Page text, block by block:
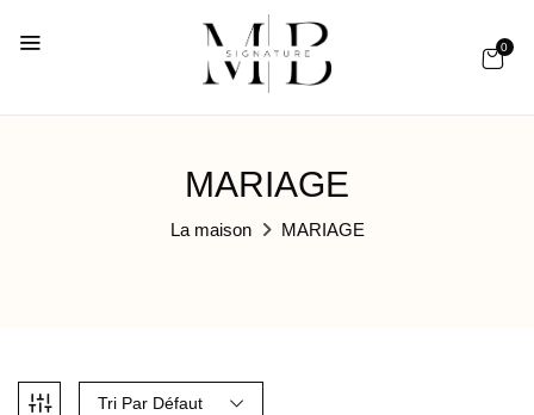
0
MARIAGE
La maison MARIAGE
Tri Par Défaut